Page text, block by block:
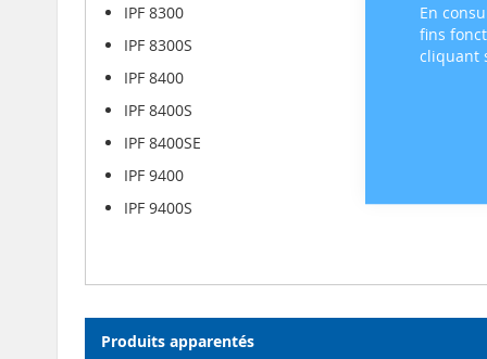
En
fins
cliquant
IPF 8300
IPF 8300S
IPF 8400
IPF 8400S
IPF 8400SE
IPF 9400
IPF 9400S
Produits apparentés